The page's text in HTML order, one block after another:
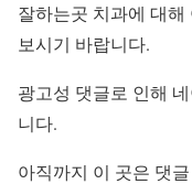
잘하는곳 치과에 대
보시기 바랍니다.
광고성 댓글로 인해
니다.
아직까지 이 곳은 댓